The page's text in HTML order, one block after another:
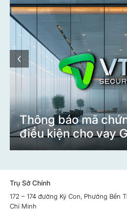
Thông báo mã
điều kiện cho vay
‹
Trụ Sở Chính
172 – 174 đường Ký Con, Phường Bến
Chí Minh